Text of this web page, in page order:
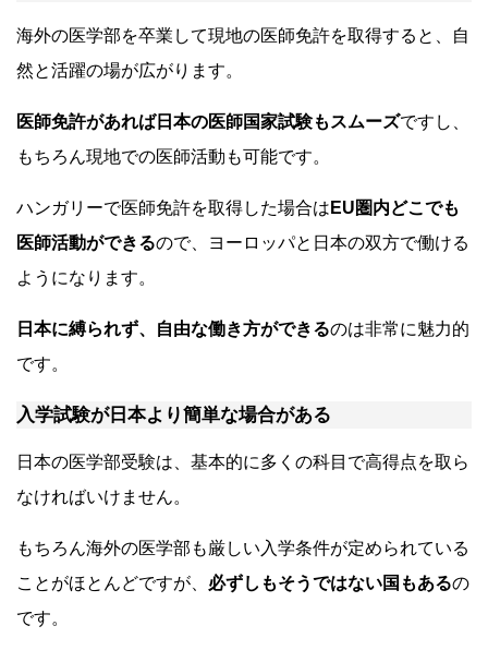
海外の医学部を卒業して現地の医師免許を取得すると、自
然と活躍の場が広がります。
医師免許があれば日本の医師国家試験もスムーズですし、
もちろん現地での医師活動も可能です。
ハンガリーで医師免許を取得した場合は EU圏内どこでも
医師活動ができるので、ヨーロッパと日本の双方で働ける
ようになります。
日本に縛られず、自由な働き方ができるのは非常に魅力的
です。
入学試験が日本より簡単な場合がある
日本の医学部受験は、基本的に多くの科目で高得点を取ら
なければいけません。
もちろん海外の医学部も厳しい入学条件が定められている
ことがほとんどですが、 必ずしもそうではない国もあるの
です。